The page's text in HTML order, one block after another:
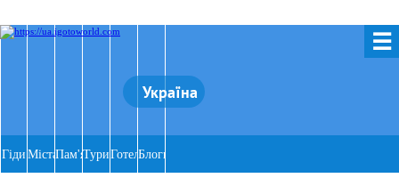
☰
Україна
Гіди МістаПам'ятки
ТуриГотеліБлоги